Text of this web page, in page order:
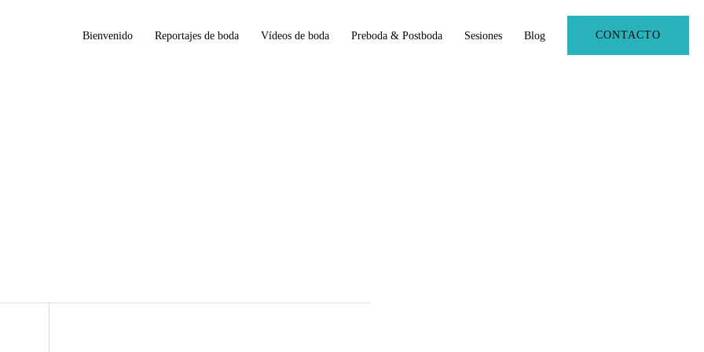
Bienvenido Reportajes de boda Vídeos de boda Preboda & Postboda Sesiones Blog CONTACTO